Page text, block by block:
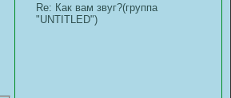
Re: Как вам звуг?(группа
"UNTITLED")